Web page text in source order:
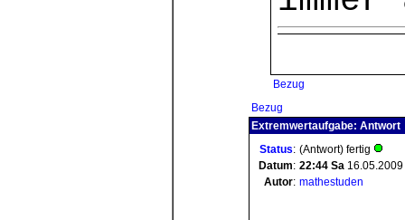
Bezug
Bezug
Extremwertaufgabe: Antwort
Status: (Antwort) fertig
Datum: 22:44 Sa 16.05.2009
Autor: mathestuden